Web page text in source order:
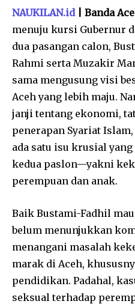
NAUKILAN.id| Banda
menuju kursi Gubernur
dua pasangan calon,
Rahmi serta Muzakir
sama mengusung visi
Aceh yang lebih maju.
janji tentang ekonomi,
penerapan Syariat
ada satu isu krusial
kedua paslon—yakni
perempuan dan anak.
Baik Bustami-Fadhil
belum menunjukkan
menangani masalah
marak di Aceh,
pendidikan. Padahal,
seksual terhadap